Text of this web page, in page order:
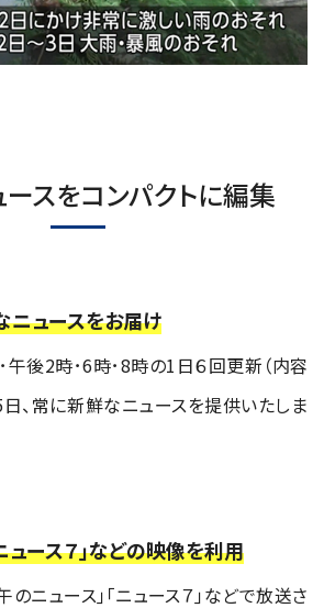
スをコンパクトに編集
ニュースをお届け
後2時･6時･8時の1日６回更新（内容
日、常に新鮮なニュースを提供いたしま
ュース７｣などの映像を利用
のニュース｣｢ニュース７｣などで放送さ